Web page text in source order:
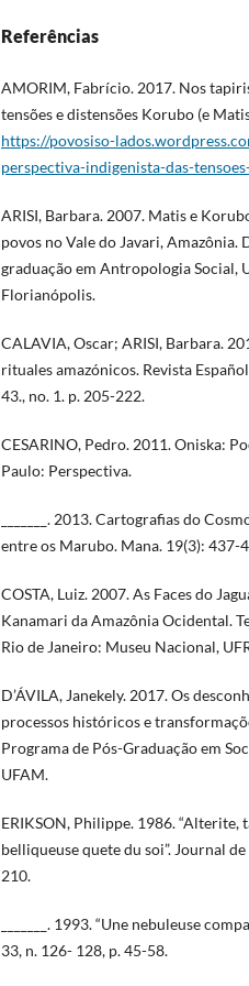
Referências
AMORIM, Fabrício. 2017. Nos
tensões e distensões Korubo (e
https://povosiso-
perspectiva-indigenista-das-
ARISI, Barbara. 2007. Matis e
povos no Vale do Javari, Amazônia.
graduação em Antropologia Social,
Florianópolis.
CALAVIA, Oscar; ARISI, Barbara.
rituales amazónicos. Revista
43., no. 1. p. 205-222.
CESARINO, Pedro. 2011. Oniska:
Paulo: Perspectiva.
_______. 2013. Cartografias do
entre os Marubo. Mana. 19(3): 437-
COSTA, Luiz. 2007. As Faces do
Kanamari da Amazônia Ocidental.
Rio de Janeiro: Museu Nacional,
D’ÁVILA, Janekely. 2017. Os
processos históricos e
Programa de Pós-Graduação em
UFAM.
ERIKSON, Philippe. 1986. “Alterite,
belliqueuse quete du soi”. Journal
210.
_______. 1993. “Une nebuleuse
33, n. 126- 128, p. 45-58.